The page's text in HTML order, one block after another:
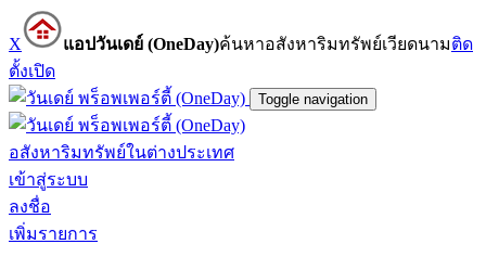
X แอปวันเดย์ (OneDay)ค้นหาอสังหาริมทรัพย์เวียดนามติด
ตั้งเปิด
Toggle navigation
อสังหาริมทรัพย์ในต่างประเทศ
เข้าสู่ระบบ
ลงชื่อ
เพิ่มรายการ